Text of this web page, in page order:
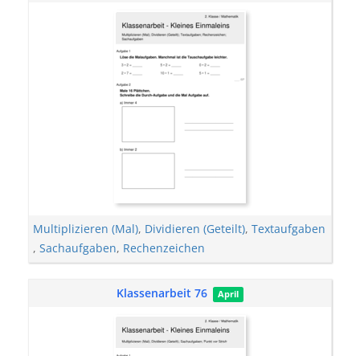
Multiplizieren (Mal), Dividieren (Geteilt), Textaufgaben
, Sachaufgaben, Rechenzeichen
Klassenarbeit 76 April